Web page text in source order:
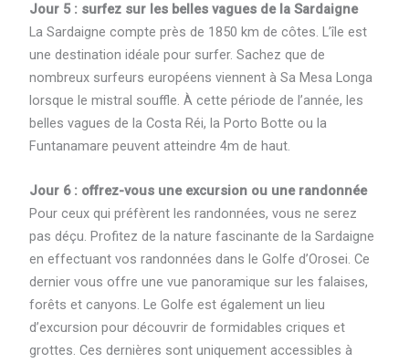
Jour 5 : surfez sur les belles vagues de la Sardaigne
La Sardaigne compte près de 1850 km de côtes. L’île est
une destination idéale pour surfer. Sachez que de
nombreux surfeurs européens viennent à Sa Mesa Longa
lorsque le mistral souffle. À cette période de l’année, les
belles vagues de la Costa Réi, la Porto Botte ou la
Funtanamare peuvent atteindre 4m de haut.
Jour 6 : offrez-vous une excursion ou une randonnée
Pour ceux qui préfèrent les randonnées, vous ne serez
pas déçu. Profitez de la nature fascinante de la Sardaigne
en effectuant vos randonnées dans le Golfe d’Orosei. Ce
dernier vous offre une vue panoramique sur les falaises,
forêts et canyons. Le Golfe est également un lieu
d’excursion pour découvrir de formidables criques et
grottes. Ces dernières sont uniquement accessibles à